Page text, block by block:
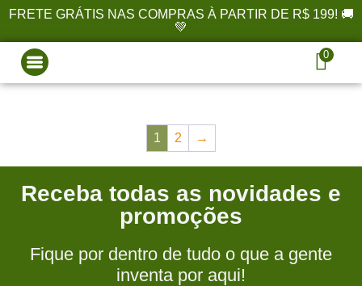
FRETE GRÁTIS NAS COMPRAS À PARTIR DE R$ 199! 🚚
💚
0
1 2 →
Receba todas as novidades e
promoções
Fique por dentro de tudo o que a gente
inventa por aqui!